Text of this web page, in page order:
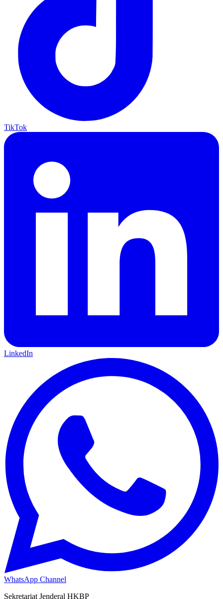
TikTok
LinkedIn
WhatsApp Channel
Sekretariat Jenderal HKBP